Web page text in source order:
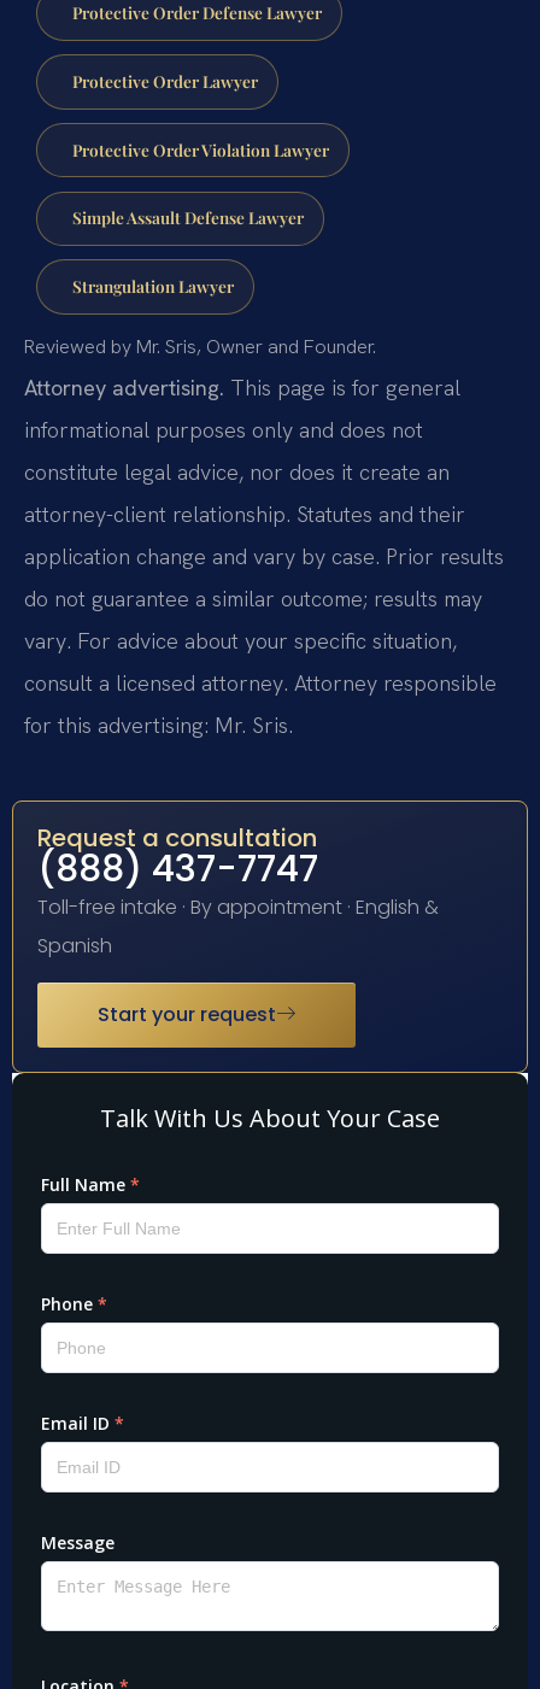
Protective Order Defense Lawyer
Protective Order Lawyer
Protective Order Violation Lawyer
Simple Assault Defense Lawyer
Strangulation Lawyer
Reviewed by Mr. Sris, Owner and Founder.
Attorney advertising. This page is for general
informational purposes only and does not
constitute legal advice, nor does it create an
attorney-client relationship. Statutes and their
application change and vary by case. Prior results
do not guarantee a similar outcome; results may
vary. For advice about your specific situation,
consult a licensed attorney. Attorney responsible
for this advertising: Mr. Sris.
Request a consultation
(888) 437-7747
Toll-free intake · By appointment · English &
Spanish
Start your request